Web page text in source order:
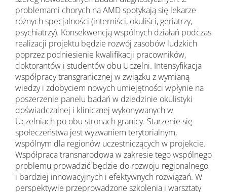
problemami chorych na AMD spotykają się lekarze
różnych specjalności (interniści, okuliści, geriatrzy,
psychiatrzy). Konsekwencją wspólnych działań podczas
realizacji projektu będzie rozwój zasobów ludzkich
poprzez podniesienie kwalifikacji pracowników,
doktorantów i studentów obu Uczelni. Intensyfikacja
współpracy transgranicznej w związku z wymianą
wiedzy i zdobyciem nowych umiejętności wpłynie na
poszerzenie panelu badań w dziedzinie okulistyki
doświadczalnej i klinicznej wykonywanych w
Uczelniach po obu stronach granicy. Starzenie się
społeczeństwa jest wyzwaniem terytorialnym,
wspólnym dla regionów uczestniczących w projekcie.
Współpraca transnarodowa w zakresie tego wspólnego
problemu prowadzić będzie do rozwoju regionalnego
i bardziej innowacyjnych i efektywnych rozwiązań. W
perspektywie przeprowadzone szkolenia i warsztaty